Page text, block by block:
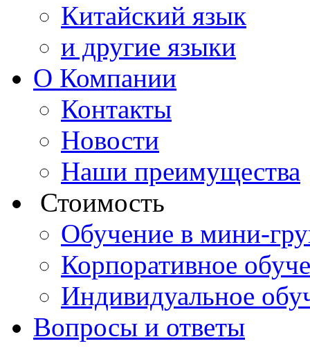
Китайский язык
и другие языки
О Компании
Контакты
Новости
Наши преимущества
Стоимость
Обучение в мини-
Корпоративное
Индивидуальное
Вопросы и ответы